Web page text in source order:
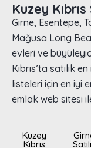
Kuzey
Girne, Esentepe,
Mağusa Long
evleri ve
Kıbrıs’ta satılık
listeleri için en iyi
emlak web sitesi
Kuzey
Kıbrıs